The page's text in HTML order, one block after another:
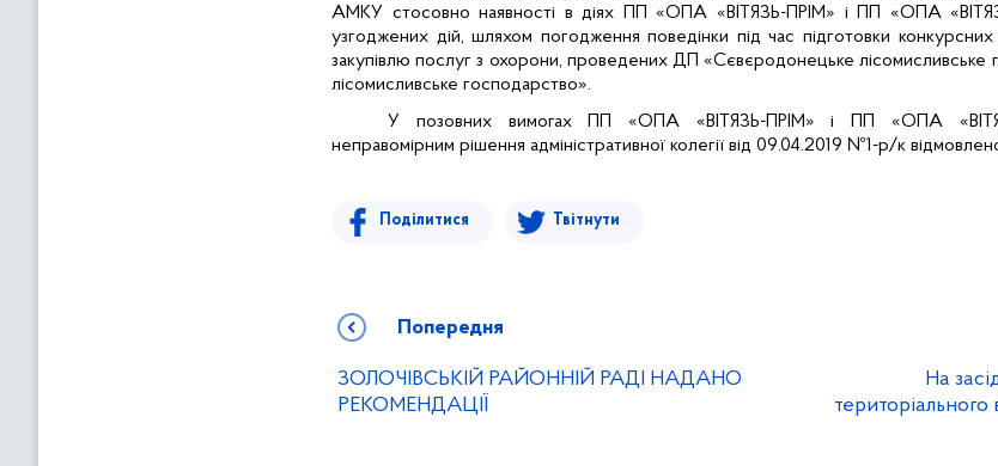
АМКУ стосовно наявності в діях ПП «ОПА «ВІТЯЗЬ-ПРІМ» і ПП «ОПА
узгоджених дій, шляхом погодження поведінки під час підготовки
закупівлю послуг з охорони, проведених ДП «Сєвєродонецьке лісомисливське
лісомисливське господарство».
У позовних вимогах ПП «ОПА «ВІТЯЗЬ-ПРІМ» і ПП «ОПА
неправомірним рішення адміністративної колегії від 09.04.2019 №1-р/к
Поділитися Твітнути
Попередня
ЗОЛОЧІВСЬКІЙ РАЙОННІЙ РАДІ НАДАНО
РЕКОМЕНДАЦІЇ
На
територіального